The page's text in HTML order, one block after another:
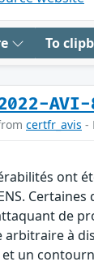
To
2022-AVI-
certfr_avis -
ont
Certaines
de
arbitraire à
et un